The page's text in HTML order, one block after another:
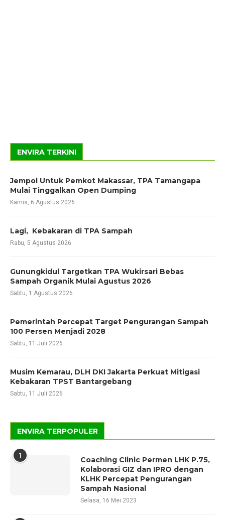
ENVIRA TERKINI
Jempol Untuk Pemkot Makassar, TPA Tamangapa
Mulai Tinggalkan Open Dumping
Kamis, 6 Agustus 2026
Lagi, Kebakaran di TPA Sampah
Rabu, 5 Agustus 2026
Gunungkidul Targetkan TPA Wukirsari Bebas
Sampah Organik Mulai Agustus 2026
Sabtu, 1 Agustus 2026
Pemerintah Percepat Target Pengurangan Sampah
100 Persen Menjadi 2028
Sabtu, 11 Juli 2026
Musim Kemarau, DLH DKI Jakarta Perkuat Mitigasi
Kebakaran TPST Bantargebang
Sabtu, 11 Juli 2026
ENVIRA TERPOPULER
1
Coaching Clinic Permen LHK P.75,
Kolaborasi GIZ dan IPRO dengan
KLHK Percepat Pengurangan
Sampah Nasional
Selasa, 16 Mei 2023